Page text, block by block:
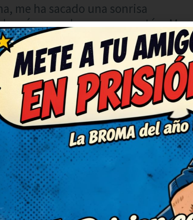
me ha sacado una sonrisa
más, que alegran un montón. Me
es genial. Ahora mismo lo
compartido.
RESPONDER
y fresco. Lo voy a
que se rían también. Lo voy a
que se rían también. Prometo